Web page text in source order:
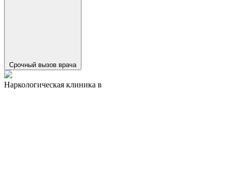
Срочный вызов врача
Наркологическая клиника в